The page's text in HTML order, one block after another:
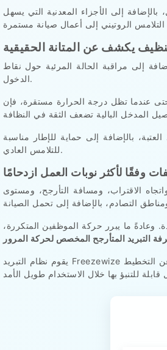
بالإضافة إلى الأجزاء المعدنية التي يسهل
يكشف عن المتانة الحقيقية
إلى مراقبة الحالة المرئية حول نقاط
الدخول.
حتى عندما تظل درجة الحرارة مستقرة، فإن
بالإضافة إلى حماية للإطار مناسبة
للتلامس العادي.
وفقًا لأكثر نوبات العمل ازدحامًا
الاقتراب، ومسافة التأرجح، ومستوى
وعادةً ما يبرر حركة الموظفين المتكررة،
التبريد المتأرجح المخصص لحركة المرور
التخطيط